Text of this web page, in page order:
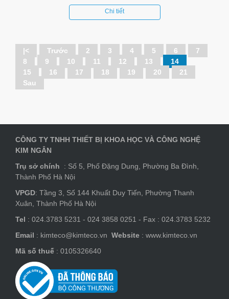
Chi tiết
|< Trước 2 3 4 5 6
7
8
9 10 11 12 13
14
15
16 17 18 19 20
21
Sau
CÔNG TY TNHH THIẾT BỊ KHOA HỌC VÀ CÔNG NGHỆ
KIM NGÂN
Trụ sở chính : Số 5, Phố Đặng Dung, Phường Ba Đình,
Thành Phố Hà Nội
VPGD: Tầng 3, Số 144 Khuất Duy Tiến, Phường Thanh
Xuân, Thành Phố Hà Nội
Tel : 024.3783 5231 - 024 3858 0251 - Fax : 024.3783 5232
Email : kimteco@kimteco.vn Website : www.kimteco.vn
Mã số thuế : 0105326640